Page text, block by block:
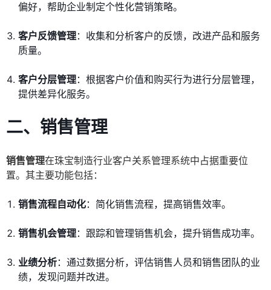
偏好，帮助企业制定个性化营销策略。
客户反馈管理：收集和分析客户的反馈，改进产品和服务
质量。
客户分层管理：根据客户价值和购买行为进行分层管理，
提供差异化服务。
二、销售管理
销售管理在珠宝制造行业客户关系管理系统中占据重要位
置。其主要功能包括：
销售流程自动化：简化销售流程，提高销售效率。
销售机会管理：跟踪和管理销售机会，提升销售成功率。
业绩分析：通过数据分析，评估销售人员和销售团队的业
绩，发现问题并改进。